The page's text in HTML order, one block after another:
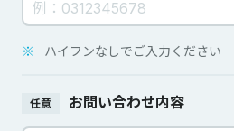
※ ハイフンなしでご入力ください
任意 お問い合わせ内容